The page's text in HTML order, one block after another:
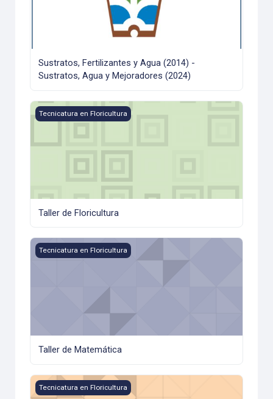
Sustratos, Fertilizantes y Agua (2014) -
Sustratos, Agua y Mejoradores (2024)
Taller de Floricultura
Tecnicatura en Floricultura
Taller de Floricultura
Taller de Matemática
Tecnicatura en Floricultura
Taller de Matemática
Trabajo Final
Tecnicatura en Floricultura